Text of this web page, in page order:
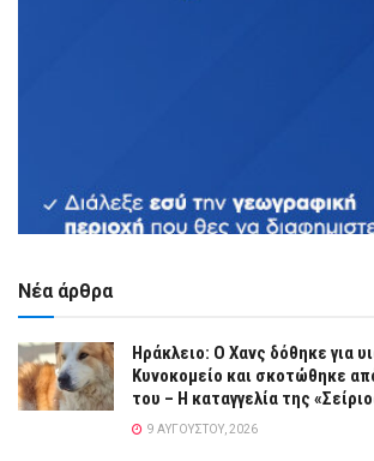
Νέα άρθρα
Ηράκλειο: Ο Χανς δόθηκε για
Κυνοκομείο και σκοτώθηκε
του – Η καταγγελία της
9 ΑΥΓΟΎΣΤΟΥ, 2026